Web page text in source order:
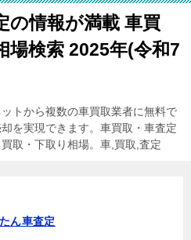
の情報が満載 車買
場検索 2025年(令和7
トから複数の車買取業者に無料で
を実現できます。車買取・車査定
取・下取り相場。車,買取,査定
ん車査定